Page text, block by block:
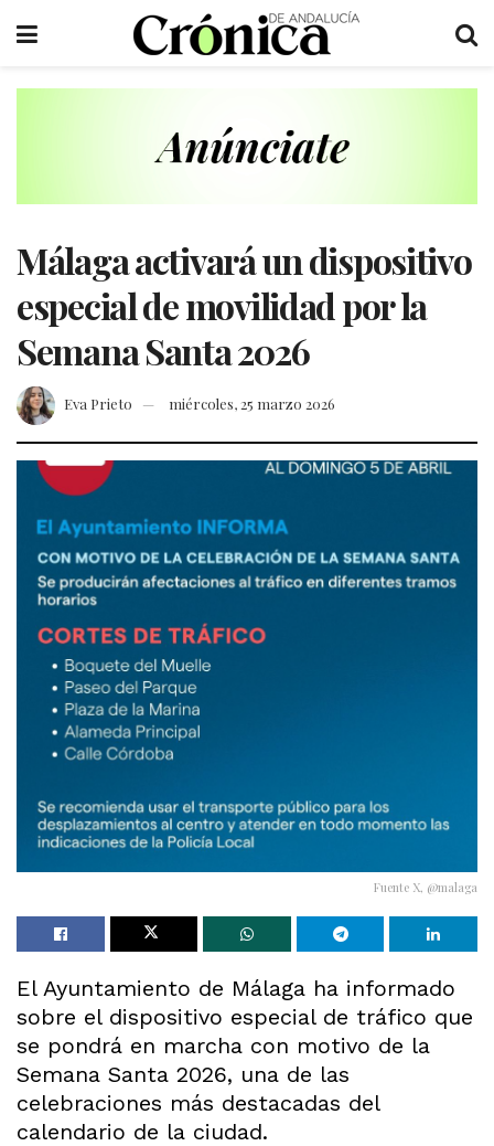
Málaga activará un dispositivo
especial de movilidad por la
Semana Santa 2026
Eva Prieto miércoles, 25 marzo 2026
Fuente X, @malaga
El Ayuntamiento de Málaga ha informado
sobre el dispositivo especial de tráfico que
se pondrá en marcha con motivo de la
Semana Santa 2026, una de las
celebraciones más destacadas del
calendario de la ciudad.